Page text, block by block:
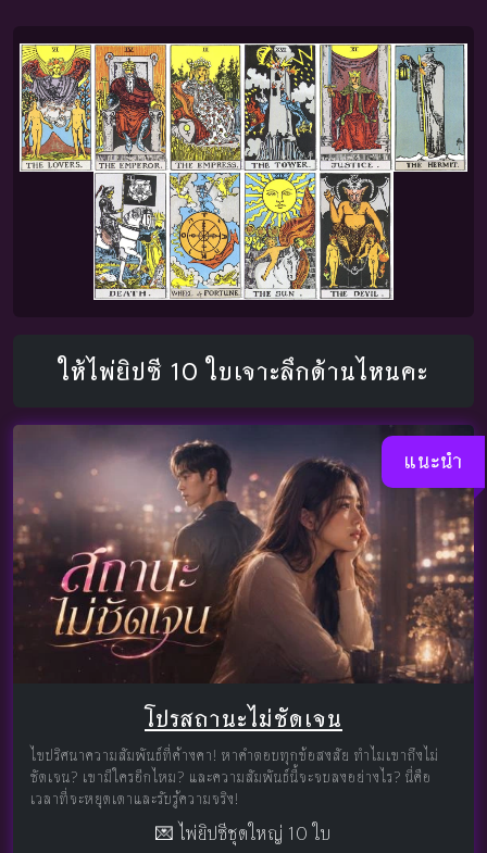
ให้ไพ่ยิปซี 10 ใบเจาะลึกด้านไหนคะ
แนะนำ
โปรสถานะไม่ชัดเจน
ไขปริศนาความสัมพันธ์ที่ค้างคา! หาคำตอบทุกข้อสงสัย ทำไมเขาถึงไม่
ชัดเจน? เขามีใครอีกไหม? และความสัมพันธ์นี้จะจบลงอย่างไร? นี่คือ
เวลาที่จะหยุดเดาและรับรู้ความจริง!
💌 ไพ่ยิปซีชุดใหญ่ 10 ใบ